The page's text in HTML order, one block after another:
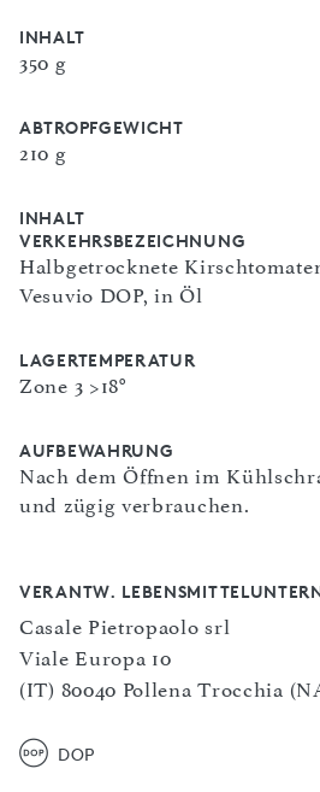
INHALT
350 g
ABTROPFGEWICHT
210 g
INHALT
VERKEHRSBEZEICHNUNG
Halbgetrocknete
Vesuvio DOP, in Öl
LAGERTEMPERATUR
Zone 3 >18°
AUFBEWAHRUNG
Nach dem Öffnen im
und zügig verbrauchen.
VERANTW.
Casale Pietropaolo srl
Viale Europa 10
(IT) 80040 Pollena Trocchia
DOP